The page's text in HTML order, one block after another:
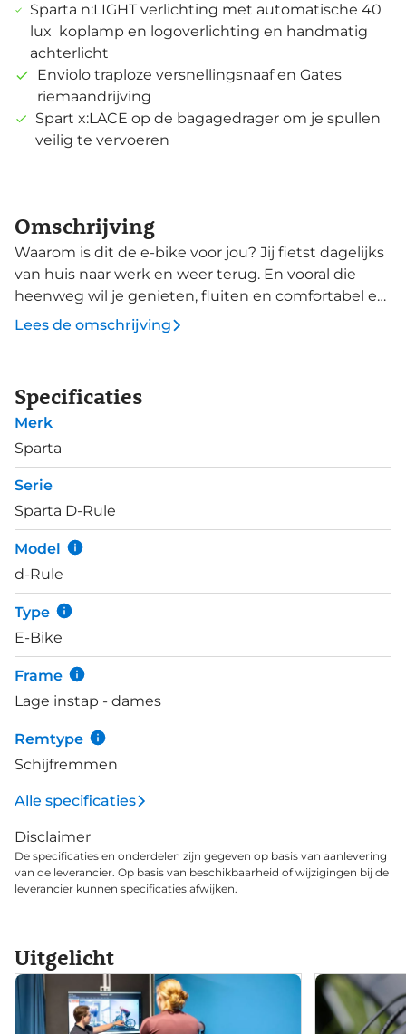
Sparta n:LIGHT verlichting met automatische 40
lux koplamp en logoverlichting en handmatig
achterlicht
Enviolo traploze versnellingsnaaf en Gates
riemaandrijving
Spart x:LACE op de bagagedrager om je spullen
veilig te vervoeren
Omschrijving
Waarom is dit de e-bike voor jou? Jij fietst dagelijks
van huis naar werk en weer terug. En vooral die
heenweg wil je genieten, fluiten en comfortabel en
droog aankomen. Dan begin je de dag fris en fruitig
innovatieve verlichting oogt modern en biedt
comfort met onder andere een verende voorvork.
Door de n:LIGHT verlichting val je extra goed op en
het logo blijft na stallen nog even nabranden,
waardoor stallen in het donker makkelijker is. Met
de x:LACE snelbinders zit je tas altijd vertrouwd vast
op je bagagedrager. De krachtige en slimme
ondersteuning ontvang je door de Bosch
Performance Line Smart (BES3) middenmotor met
75Nm koppel, die wordt gevoed door de fraai in het
frame geïntegreerde accu die makkelijk in en uit te
klikken is. Op het Kiox 300 kleurenscherm lees je
alle e-bike- en ritgegevens makkelijk af. Koppel het
display met de E-bike Flow app van Bosch voor
ongekende mogelijkheden, waaronder navigatie.
Met de Enviolo traploze naafversnellingen schakel
je soepel en bijna ongemerkt. De "oneindige"
opties zijn ideaal voor de Nederlandse wegen.
Lees de omschrijving
Specificaties
Merk
Sparta
Serie
Sparta D-Rule
Model
d-Rule
Type
E-Bike
Frame
Lage instap - dames
Remtype
Schijfremmen
Alle specificaties
Disclaimer
De specificaties en onderdelen zijn gegeven op basis van aanlevering
van de leverancier. Op basis van beschikbaarheid of wijzigingen bij de
leverancier kunnen specificaties afwijken.
Uitgelicht